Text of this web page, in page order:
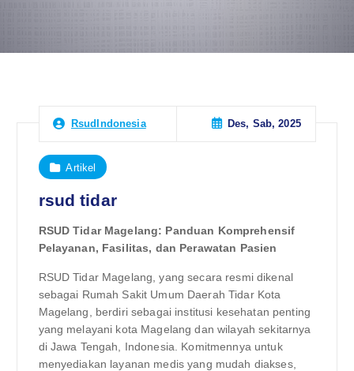
RsudIndonesia Des, Sab, 2025
Artikel
rsud tidar
RSUD Tidar Magelang: Panduan Komprehensif
Pelayanan, Fasilitas, dan Perawatan Pasien
RSUD Tidar Magelang, yang secara resmi dikenal
sebagai Rumah Sakit Umum Daerah Tidar Kota
Magelang, berdiri sebagai institusi kesehatan penting
yang melayani kota Magelang dan wilayah sekitarnya
di Jawa Tengah, Indonesia. Komitmennya untuk
menyediakan layanan medis yang mudah diakses,